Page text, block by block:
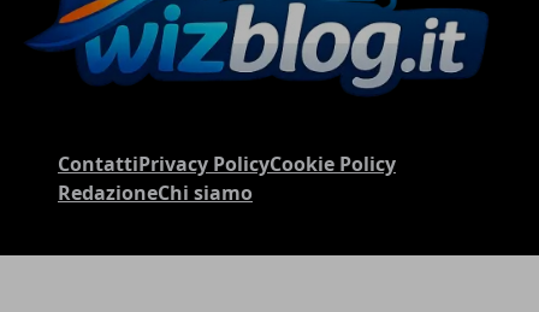
ContattiPrivacy PolicyCookie Policy
RedazioneChi siamo